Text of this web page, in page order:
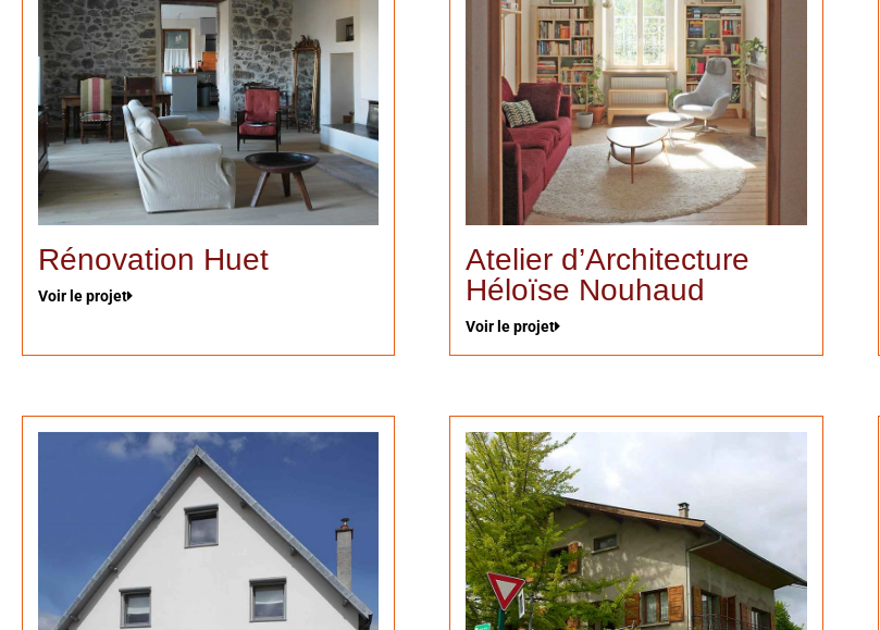
Rénovation Huet
Voir le projet
Atelier d’Architecture
Héloïse Nouhaud
Voir le projet